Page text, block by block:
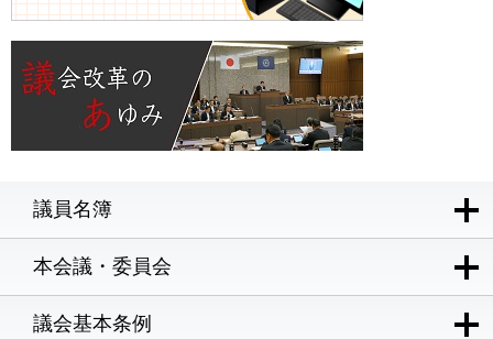
議員名簿
本会議・委員会
議会基本条例